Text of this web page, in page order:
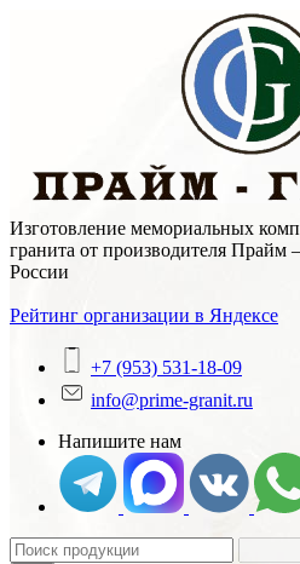
Изготовление мемориальных
гранита от производителя Прайм
России
Рейтинг организации в Яндексе
+7 (953) 531-18-09
info@prime-granit.ru
Напишите нам